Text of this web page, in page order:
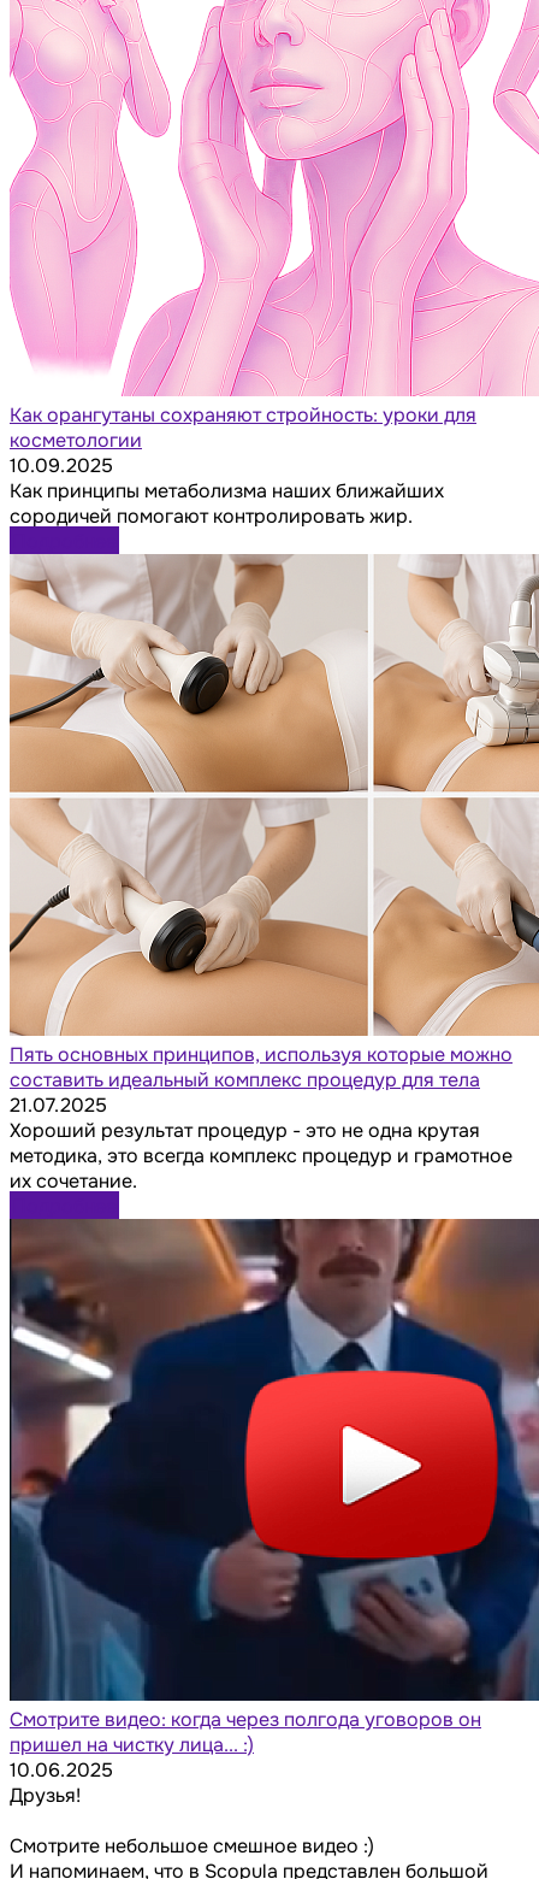
Как орангутаны сохраняют стройность: уроки для
косметологии
10.09.2025
Как принципы метаболизма наших ближайших
сородичей помогают контролировать жир.
Пять основных принципов, используя которые можно
составить идеальный комплекс процедур для тела
21.07.2025
Хороший результат процедур - это не одна крутая
методика, это всегда комплекс процедур и грамотное
их сочетание.
Смотрите видео: когда через полгода уговоров он
пришел на чистку лица... :)
10.06.2025
Друзья!
Смотрите небольшое смешное видео :)
И напоминаем, что в Scopula представлен большой